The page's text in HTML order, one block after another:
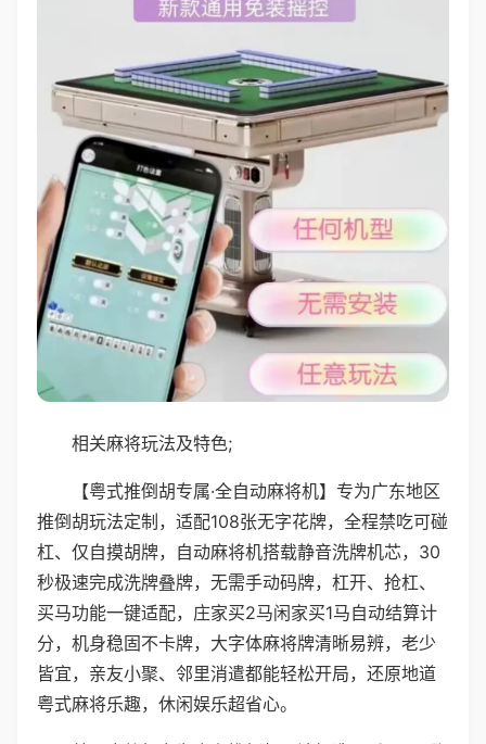
相关麻将玩法及特色;
【粤式推倒胡专属·全自动麻将机】专为广东地区
推倒胡玩法定制，适配108张无字花牌，全程禁吃可碰
杠、仅自摸胡牌，自动麻将机搭载静音洗牌机芯，30
秒极速完成洗牌叠牌，无需手动码牌，杠开、抢杠、
买马功能一键适配，庄家买2马闲家买1马自动结算计
分，机身稳固不卡牌，大字体麻将牌清晰易辨，老少
皆宜，亲友小聚、邻里消遣都能轻松开局，还原地道
粤式麻将乐趣，休闲娱乐超省心。